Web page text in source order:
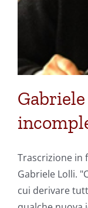
Trascrizione in
Gabriele Lolli.
cui derivare